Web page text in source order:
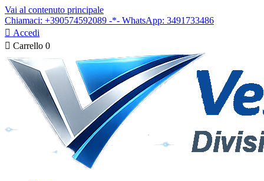
Vai al contenuto principale
Chiamaci: +390574592089 -*- WhatsApp: 3491733486
 Accedi
 Carrello 0